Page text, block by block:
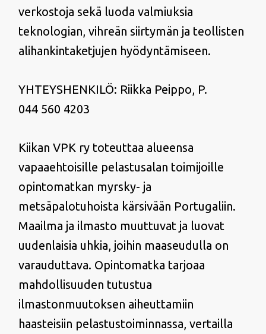
verkostoja sekä luoda valmiuksia
teknologian, vihreän siirtymän ja teollisten
alihankintaketjujen hyödyntämiseen.
YHTEYSHENKILÖ: Riikka Peippo, P.
044 560 4203
Kiikan VPK ry toteuttaa alueensa
vapaaehtoisille pelastusalan toimijoille
opintomatkan myrsky- ja
metsäpalotuhoista kärsivään Portugaliin.
Maailma ja ilmasto muuttuvat ja luovat
uudenlaisia uhkia, joihin maaseudulla on
varauduttava. Opintomatka tarjoaa
mahdollisuuden tutustua
ilmastonmuutoksen aiheuttamiin
haasteisiin pelastustoiminnassa, vertailla